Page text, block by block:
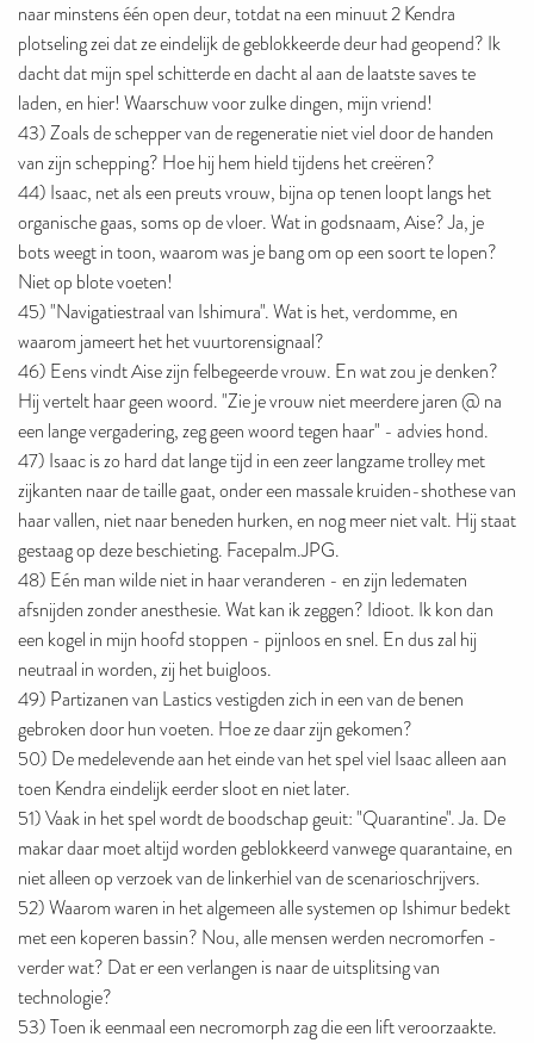
naar minstens één open deur, totdat na een minuut 2 Kendra
plotseling zei dat ze eindelijk de geblokkeerde deur had geopend? Ik
dacht dat mijn spel schitterde en dacht al aan de laatste saves te
laden, en hier! Waarschuw voor zulke dingen, mijn vriend!
43) Zoals de schepper van de regeneratie niet viel door de handen
van zijn schepping? Hoe hij hem hield tijdens het creëren?
44) Isaac, net als een preuts vrouw, bijna op tenen loopt langs het
organische gaas, soms op de vloer. Wat in godsnaam, Aise? Ja, je
bots weegt in toon, waarom was je bang om op een soort te lopen?
Niet op blote voeten!
45) "Navigatiestraal van Ishimura". Wat is het, verdomme, en
waarom jameert het het vuurtorensignaal?
46) Eens vindt Aise zijn felbegeerde vrouw. En wat zou je denken?
Hij vertelt haar geen woord. "Zie je vrouw niet meerdere jaren @ na
een lange vergadering, zeg geen woord tegen haar" - advies hond.
47) Isaac is zo hard dat lange tijd in een zeer langzame trolley met
zijkanten naar de taille gaat, onder een massale kruiden-shothese van
haar vallen, niet naar beneden hurken, en nog meer niet valt. Hij staat
gestaag op deze beschieting. Facepalm.JPG.
48) Eén man wilde niet in haar veranderen - en zijn ledematen
afsnijden zonder anesthesie. Wat kan ik zeggen? Idioot. Ik kon dan
een kogel in mijn hoofd stoppen - pijnloos en snel. En dus zal hij
neutraal in worden, zij het buigloos.
49) Partizanen van Lastics vestigden zich in een van de benen
gebroken door hun voeten. Hoe ze daar zijn gekomen?
50) De medelevende aan het einde van het spel viel Isaac alleen aan
toen Kendra eindelijk eerder sloot en niet later.
51) Vaak in het spel wordt de boodschap geuit: "Quarantine". Ja. De
makar daar moet altijd worden geblokkeerd vanwege quarantaine, en
niet alleen op verzoek van de linkerhiel van de scenarioschrijvers.
52) Waarom waren in het algemeen alle systemen op Ishimur bedekt
met een koperen bassin? Nou, alle mensen werden necromorfen -
verder wat? Dat er een verlangen is naar de uitsplitsing van
technologie?
53) Toen ik eenmaal een necromorph zag die een lift veroorzaakte.